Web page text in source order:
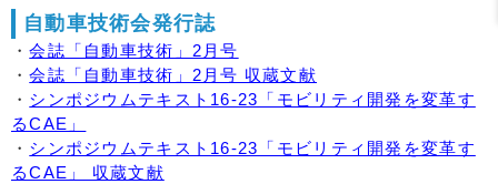
自動車技術会発行誌
・会誌「自動車技術」2月号
・会誌「自動車技術」2月号 収蔵文献
・ シンポジウムテキスト16-23「モビリティ開発を変革す
るCAE」
・ シンポジウムテキスト16-23「モビリティ開発を変革す
るCAE」 収蔵文献